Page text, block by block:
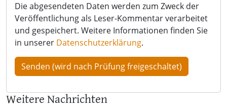
Die abgesendeten Daten werden zum Zweck der
Veröffentlichung als Leser-Kommentar verarbeitet
und gespeichert. Weitere Informationen finden Sie
in unserer Datenschutzerklärung.
Weitere Nachrichten